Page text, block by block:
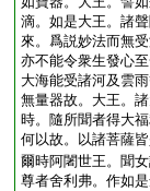
滴。如是大王。諸
來。爲説妙法而無
亦不能令衆生發心
大海能受諸河及雲
無量器故。大王。
時。隨所聞者得大
何以故。以諸菩薩
爾時阿闍世王。聞
尊者舍利弗。作如